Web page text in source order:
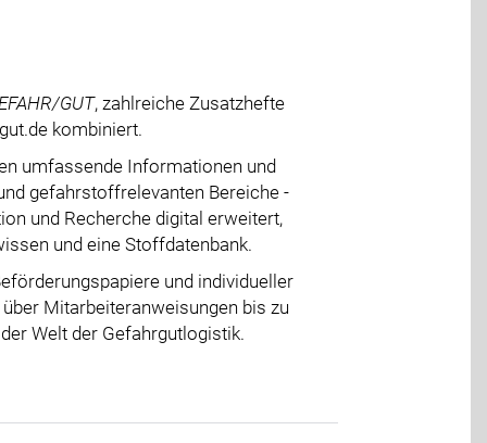
GUT, zahlreiche Zusatzhefte
kombiniert.
umfassende Informationen und
gefahrstoffrelevanten Bereiche -
und Recherche digital erweitert,
und eine Stoffdatenbank.
und individueller
Mitarbeiteranweisungen bis zu
Welt der Gefahrgutlogistik.